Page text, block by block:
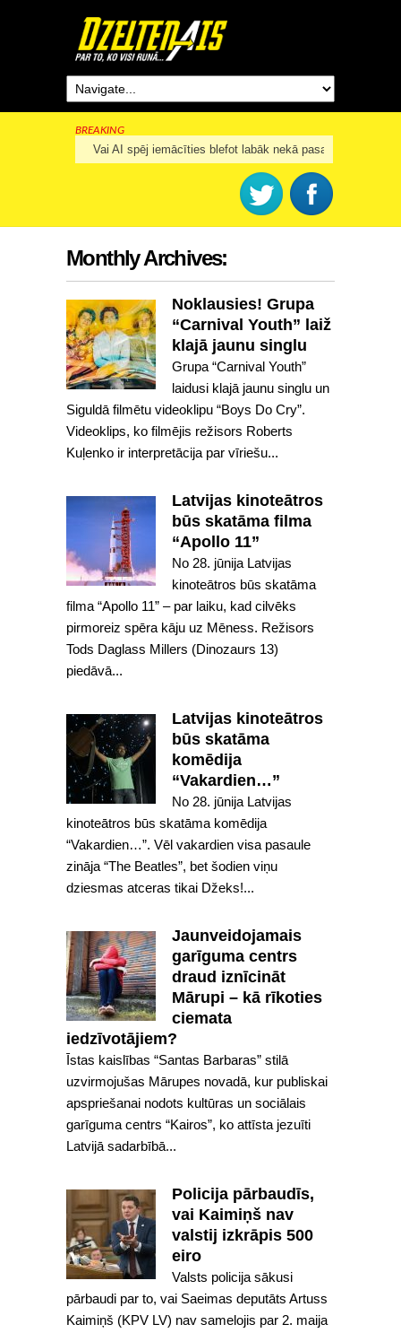
BREAKING
Rīga šogad svinēs 825. dzimšanas dienu
Monthly Archives:
Noklausies! Grupa
“Carnival Youth” laiž
klajā jaunu singlu
Grupa “Carnival Youth”
laidusi klajā jaunu singlu un
Siguldā filmētu videoklipu “Boys Do Cry”.
Videoklips, ko filmējis režisors Roberts
Kuļenko ir interpretācija par vīriešu...
Latvijas kinoteātros
būs skatāma filma
“Apollo 11”
No 28. jūnija Latvijas
kinoteātros būs skatāma
filma “Apollo 11” – par laiku, kad cilvēks
pirmoreiz spēra kāju uz Mēness. Režisors
Tods Daglass Millers (Dinozaurs 13)
piedāvā...
Latvijas kinoteātros
būs skatāma
komēdija
“Vakardien…”
No 28. jūnija Latvijas
kinoteātros būs skatāma komēdija
“Vakardien…”. Vēl vakardien visa pasaule
zināja “The Beatles”, bet šodien viņu
dziesmas atceras tikai Džeks!...
Jaunveidojamais
garīguma centrs
draud iznīcināt
Mārupi – kā rīkoties
ciemata
iedzīvotājiem?
Īstas kaislības “Santas Barbaras” stilā
uzvirmojušas Mārupes novadā, kur publiskai
apspriešanai nodots kultūras un sociālais
garīguma centrs “Kairos”, ko attīsta jezuīti
Latvijā sadarbībā...
Policija pārbaudīs,
vai Kaimiņš nav
valstij izkrāpis 500
eiro
Valsts policija sākusi
pārbaudi par to, vai Saeimas deputāts Artuss
Kaimiņš (KPV LV) nav samelojis par 2. maija